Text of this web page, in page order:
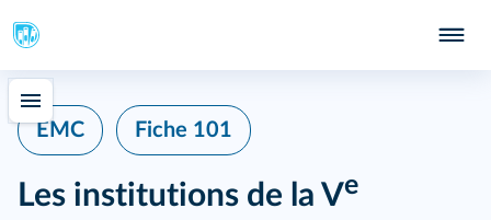
EMC Fiche 101
Les institutions de la Ve